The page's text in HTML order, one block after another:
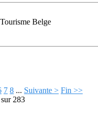
Belge
7 8 ... Suivante > Fin >>
283